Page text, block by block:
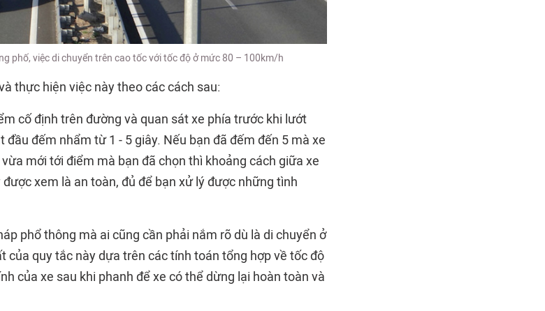
phố, việc di chuyển trên cao tốc với tốc độ ở mức 80 – 100km/h
thực hiện việc này theo các cách sau:
cố định trên đường và quan sát xe phía trước khi lướt
đếm nhẩm từ 1 - 5 giây. Nếu bạn đã đếm đến 5 mà xe
mới tới điểm mà bạn đã chọn thì khoảng cách giữa xe
xem là an toàn, đủ để bạn xử lý được những tình
phổ thông mà ai cũng cần phải nắm rõ dù là di chuyển ở
của quy tắc này dựa trên các tính toán tổng hợp về tốc độ
của xe sau khi phanh để xe có thể dừng lại hoàn toàn và